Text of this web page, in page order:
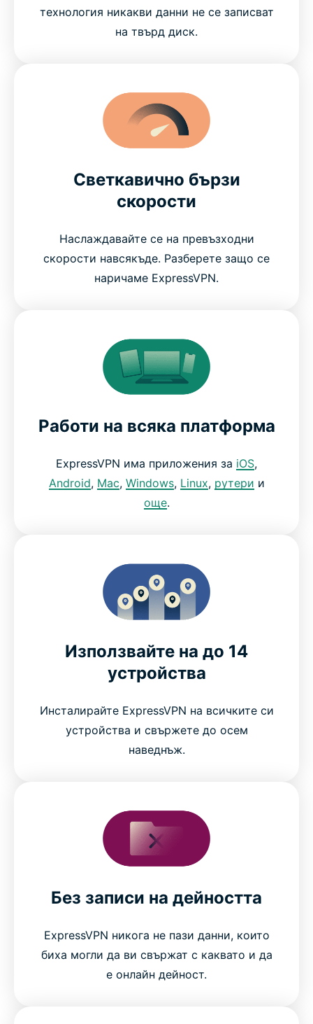
технология никакви данни не се записват
на твърд диск.
Светкавично бързи
скорости
Наслаждавайте се на превъзходни
скорости навсякъде. Разберете защо се
наричаме ExpressVPN.
Работи на всяка платформа
ExpressVPN има приложения за iOS,
Android, Mac, Windows, Linux, рутери и
още.
Използвайте на до 14
устройства
Инсталирайте ExpressVPN на всичките си
устройства и свържете до осем
наведнъж.
Без записи на дейността
ExpressVPN никога не пази данни, които
биха могли да ви свържат с каквато и да
е онлайн дейност.